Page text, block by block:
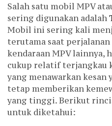
Salah satu mobil MPV
sering digunakan adalah
Mobil ini sering kali
terutama saat
kendaraan MPV lainnya,
cukup relatif terjangkau
yang menawarkan
tetap memberikan
yang tinggi. Berikut
untuk diketahui: